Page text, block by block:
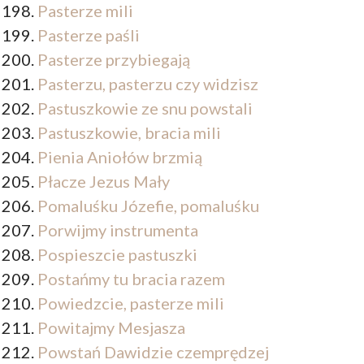
Pasterze mili
Pasterze paśli
Pasterze przybiegają
Pasterzu, pasterzu czy widzisz
Pastuszkowie ze snu powstali
Pastuszkowie, bracia mili
Pienia Aniołów brzmią
Płacze Jezus Mały
Pomaluśku Józefie, pomaluśku
Porwijmy instrumenta
Pospieszcie pastuszki
Postańmy tu bracia razem
Powiedzcie, pasterze mili
Powitajmy Mesjasza
Powstań Dawidzie czemprędzej